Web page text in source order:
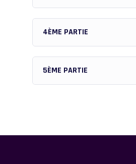
4ÈME PARTIE
5ÈME PARTIE